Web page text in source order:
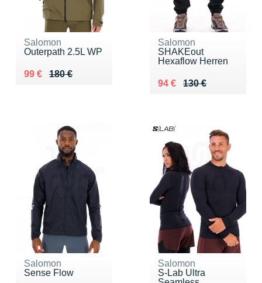
Salomon
Outerpath 2.5L WP
180 €
Au lieu de 180 €
99 €
Vendu 99 €
Salomon
SHAKEout
Hexaflow Herren
130 €
Au lieu de 130 €
94 €
Vendu 94 €
Salomon
Sense Flow
Salomon
S-Lab Ultra